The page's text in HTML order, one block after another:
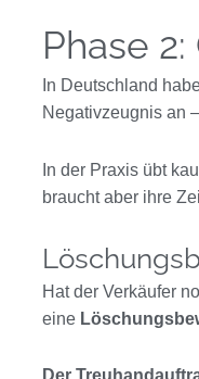
Phase
In Deutschland
Negativzeugnis an
In der Praxis übt
braucht aber ihre
Hat der Verkäufer
eine
Der